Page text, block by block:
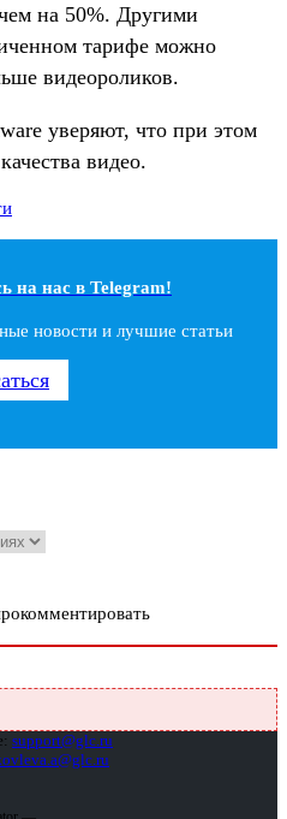
на 50%. Другими
тарифе можно
видеороликов.
уверяют, что при этом
видео.
на наc в Telegram!
новости и лучшие статьи
support@glc.ru